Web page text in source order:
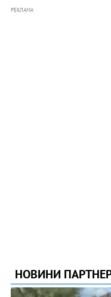
РЕКЛАМА